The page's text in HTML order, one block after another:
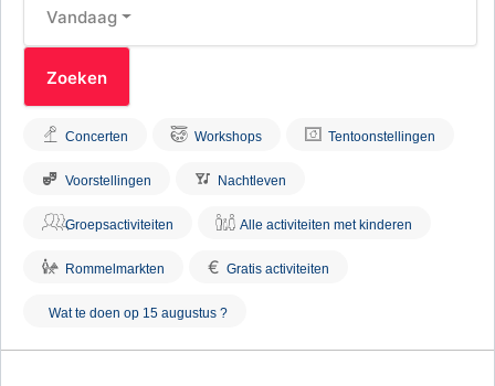
Vandaag
Concerten Workshops Tentoonstellingen
Voorstellingen Nachtleven
Groepsactiviteiten Alle activiteiten met kinderen
Rommelmarkten € Gratis activiteiten
Wat te doen op 15 augustus ?